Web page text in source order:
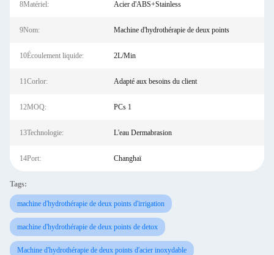
8Matériel: Acier d'ABS+Stainless
9Nom: Machine d'hydrothérapie de deux points
10Écoulement liquide: 2L/Min
11Corlor: Adapté aux besoins du client
12MOQ: PCs 1
13Technologie: L'eau Dermabrasion
14Port: Changhaï
Tags:
machine d'hydrothérapie de deux points d'irrigation
machine d'hydrothérapie de deux points de detox
Machine d'hydrothérapie de deux points d'acier inoxydable